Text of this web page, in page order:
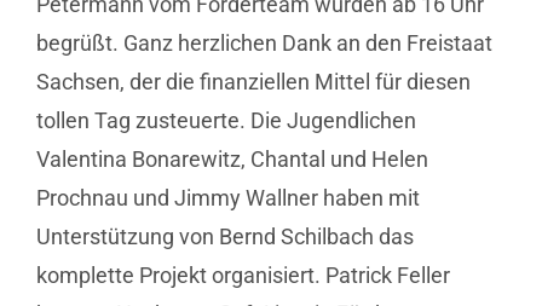
begrüßt. Ganz herzlichen Dank an den Freistaat
Sachsen, der die finanziellen Mittel für diesen
tollen Tag zusteuerte. Die Jugendlichen
Valentina Bonarewitz, Chantal und Helen
Prochnau und Jimmy Wallner haben mit
Unterstützung von Bernd Schilbach das
komplette Projekt organisiert. Patrick Feller